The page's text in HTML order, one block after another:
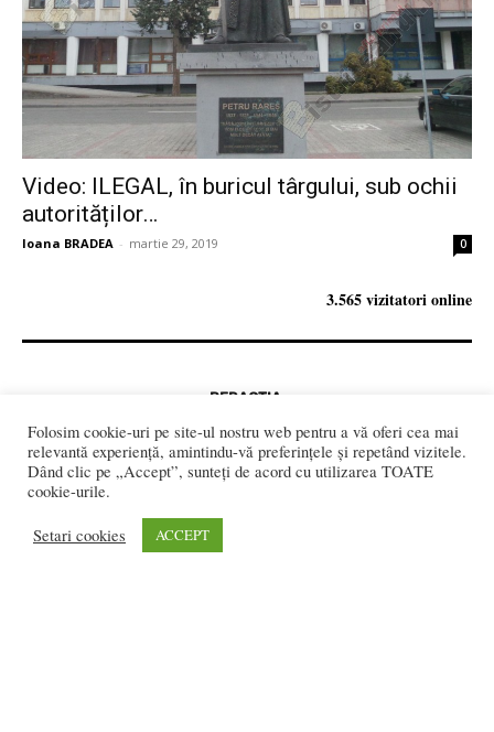
Video: ILEGAL, în buricul târgului, sub ochii
autorităților…
Ioana BRADEA - martie 29, 2019 0
3.565 vizitatori online
REDACȚIA:
0722.480.707
PUBLICITATE:
Folosim cookie-uri pe site-ul nostru web pentru a vă oferi cea mai
relevantă experiență, amintindu-vă preferințele și repetând vizitele.
Dând clic pe „Accept”, sunteți de acord cu utilizarea TOATE
cookie-urile.
Setari cookies ACCEPT